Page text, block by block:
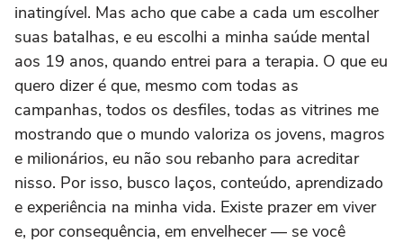
inatingível. Mas acho que cabe a cada um escolher
suas batalhas, e eu escolhi a minha saúde mental
aos 19 anos, quando entrei para a terapia. O que eu
quero dizer é que, mesmo com todas as
campanhas, todos os desfiles, todas as vitrines me
mostrando que o mundo valoriza os jovens, magros
e milionários, eu não sou rebanho para acreditar
nisso. Por isso, busco laços, conteúdo, aprendizado
e experiência na minha vida. Existe prazer em viver
e, por consequência, em envelhecer — se você